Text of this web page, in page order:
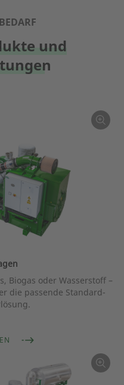
und
Biogas oder Wasserstoff –
die passende Standard-